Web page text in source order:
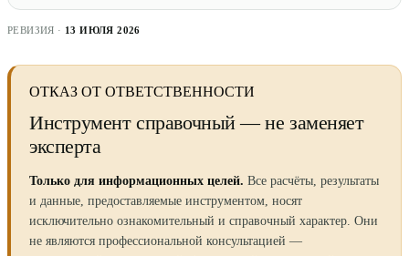
РЕВИЗИЯ · 13 ИЮЛЯ 2026
ОТКАЗ ОТ ОТВЕТСТВЕННОСТИ
Инструмент справочный — не заменяет
эксперта
Только для информационных целей. Все расчёты, результаты
и данные, предоставляемые инструментом, носят
исключительно ознакомительный и справочный характер. Они
не являются профессиональной консультацией —